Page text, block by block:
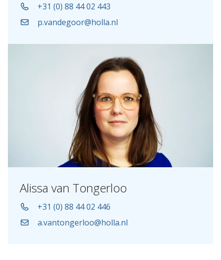
+31 (0) 88 44 02 443
p.vandegoor@holla.nl
Alissa van Tongerloo
+31 (0) 88 44 02 446
a.vantongerloo@holla.nl